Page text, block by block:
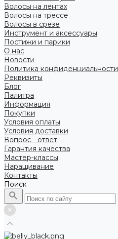
Волосы на лентах
Волосы на трессе
Волосы в срезе
Инструмент и аксессуары
Постижи и парики
О нас
Новости
Политика конфиденциальности
Реквизиты
Блог
Палитра
Информация
Покупки
Условия оплаты
Условия доставки
Вопрос - ответ
Гарантия качества
Мастер-классы
Наращивание
Контакты
Поиск